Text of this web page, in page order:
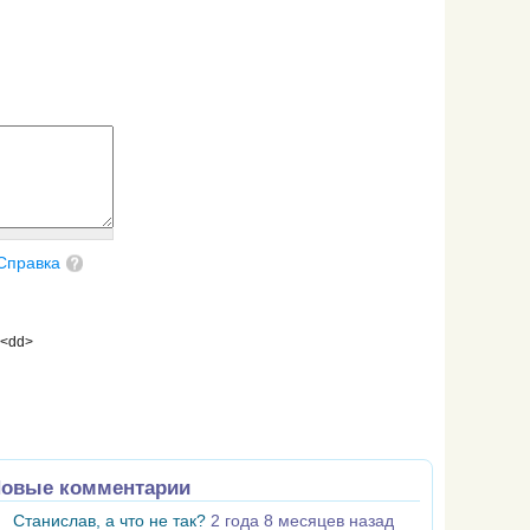
комментарии
Станислав, а что не так? 2 года 8 месяцев назад